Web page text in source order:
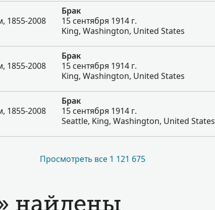
1855-2008
Брак
15 сентября 1914 г.
King, Washington, United States
1855-2008
Брак
15 сентября 1914 г.
King, Washington, United States
1855-2008
Брак
15 сентября 1914 г.
Seattle, King, Washington, United States
Просмотреть все 1 121 675